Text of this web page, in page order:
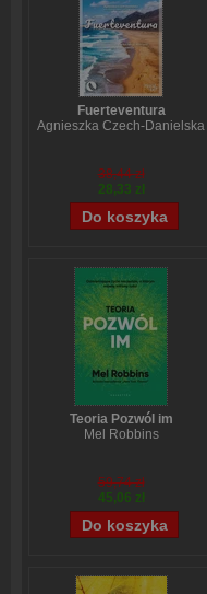
Fuerteventura
Agnieszka Czech-Danielska
38,44 zł
28,33 zł
Teoria Pozwól im
Mel Robbins
59,74 zł
45,06 zł